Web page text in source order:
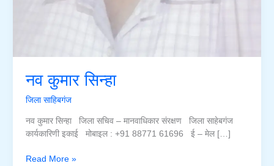
नव कुमार सिन्हा
जिला साहिबगंज
नव कुमार सिन्हा जिला सचिव – मानवाधिकार संरक्षण जिला साहेबगंज
कार्यकारिणी इकाई मोबाइल : +91 88771 61696 ई – मेल […]
नव
Read More »